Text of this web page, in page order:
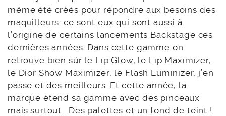
même été créés pour répondre aux besoins des
maquilleurs: ce sont eux qui sont aussi à
l’origine de certains lancements Backstage ces
dernières années. Dans cette gamme on
retrouve bien sûr le Lip Glow, le Lip Maximizer,
le Dior Show Maximizer, le Flash Luminizer, j’en
passe et des meilleurs. Et cette année, la
marque étend sa gamme avec des pinceaux
mais surtout… Des palettes et un fond de teint !